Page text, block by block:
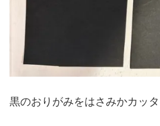
黒のおりがみをはさみかカッ